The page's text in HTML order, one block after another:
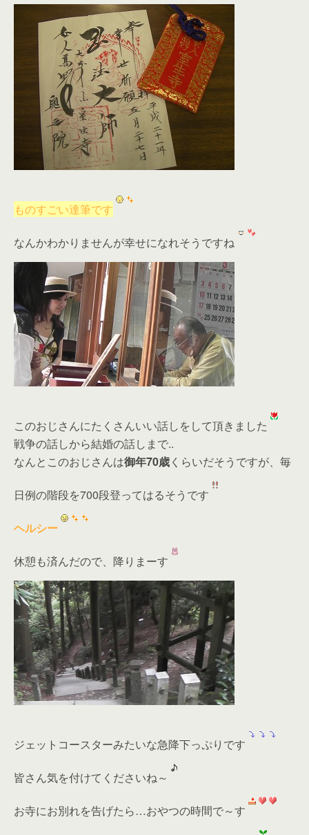
ものすごい達筆です
なんかわかりませんが幸せになれそうですね
このおじさんにたくさんいい話しをして頂きました
戦争の話しから結婚の話しまで..
なんとこのおじさんは御年70歳くらいだそうですが、毎
日例の階段を700段登ってはるそうです
ヘルシー
休憩も済んだので、降りまーす
ジェットコースターみたいな急降下っぷりです
皆さん気を付けてくださいね～
お寺にお別れを告げたら…おやつの時間で～す